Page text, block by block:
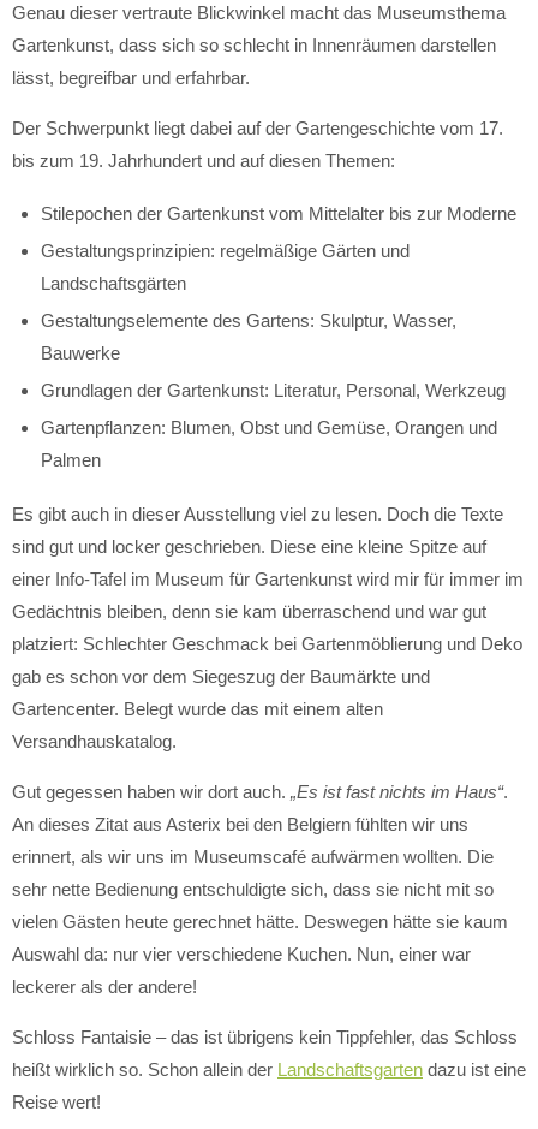
Genau dieser vertraute Blickwinkel macht das Museumsthema
Gartenkunst, dass sich so schlecht in Innenräumen darstellen
lässt, begreifbar und erfahrbar.
Der Schwerpunkt liegt dabei auf der Gartengeschichte vom 17.
bis zum 19. Jahrhundert und auf diesen Themen:
Stilepochen der Gartenkunst vom Mittelalter bis zur Moderne
Gestaltungsprinzipien: regelmäßige Gärten und
Landschaftsgärten
Gestaltungselemente des Gartens: Skulptur, Wasser,
Bauwerke
Grundlagen der Gartenkunst: Literatur, Personal, Werkzeug
Gartenpflanzen: Blumen, Obst und Gemüse, Orangen und
Palmen
Es gibt auch in dieser Ausstellung viel zu lesen. Doch die Texte
sind gut und locker geschrieben. Diese eine kleine Spitze auf
einer Info-Tafel im Museum für Gartenkunst wird mir für immer im
Gedächtnis bleiben, denn sie kam überraschend und war gut
platziert: Schlechter Geschmack bei Gartenmöblierung und Deko
gab es schon vor dem Siegeszug der Baumärkte und
Gartencenter. Belegt wurde das mit einem alten
Versandhauskatalog.
Gut gegessen haben wir dort auch. „Es ist fast nichts im Haus“.
An dieses Zitat aus Asterix bei den Belgiern fühlten wir uns
erinnert, als wir uns im Museumscafé aufwärmen wollten. Die
sehr nette Bedienung entschuldigte sich, dass sie nicht mit so
vielen Gästen heute gerechnet hätte. Deswegen hätte sie kaum
Auswahl da: nur vier verschiedene Kuchen. Nun, einer war
leckerer als der andere!
Schloss Fantaisie – das ist übrigens kein Tippfehler, das Schloss
heißt wirklich so. Schon allein der Landschaftsgarten dazu ist eine
Reise wert!